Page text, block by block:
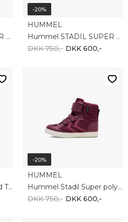
Hummel STADIL SUPER POLY BOOT TEX JR 215389-2001
-20%
HUMMEL
Hummel STADIL SUPER POLY BOOT TEX JR 215389-7271
DKK 750,- DKK 600,-
Hummel X-Light 2.0 Mid Tex JR 215408-1009
-20%
HUMMEL
Hummel Stadil Super poly Boot Tex JR 215389-3679
DKK 750,- DKK 600,-